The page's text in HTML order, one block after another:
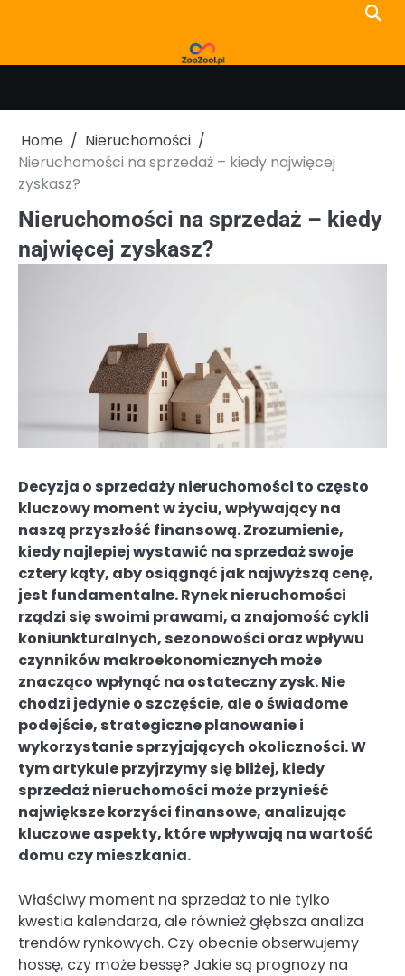
Home
Nieruchomości
Nieruchomości na sprzedaż – kiedy najwięcej
zyskasz?
Nieruchomości na sprzedaż – kiedy
najwięcej zyskasz?
Decyzja o sprzedaży nieruchomości to często
kluczowy moment w życiu, wpływający na
naszą przyszłość finansową. Zrozumienie,
kiedy najlepiej wystawić na sprzedaż swoje
cztery kąty, aby osiągnąć jak najwyższą cenę,
jest fundamentalne. Rynek nieruchomości
rządzi się swoimi prawami, a znajomość cykli
koniunkturalnych, sezonowości oraz wpływu
czynników makroekonomicznych może
znacząco wpłynąć na ostateczny zysk. Nie
chodzi jedynie o szczęście, ale o świadome
podejście, strategiczne planowanie i
wykorzystanie sprzyjających okoliczności. W
tym artykule przyjrzymy się bliżej, kiedy
sprzedaż nieruchomości może przynieść
największe korzyści finansowe, analizując
kluczowe aspekty, które wpływają na wartość
domu czy mieszkania.
Właściwy moment na sprzedaż to nie tylko
kwestia kalendarza, ale również głębsza analiza
trendów rynkowych. Czy obecnie obserwujemy
hossę, czy może bessę? Jakie są prognozy na